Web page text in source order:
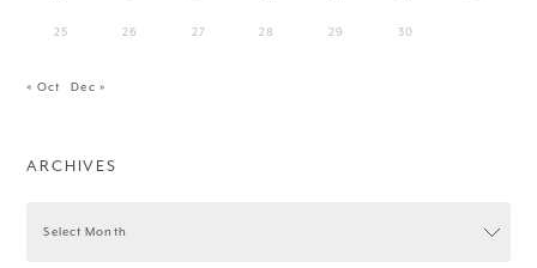
25 26 27 28 29 30
« Oct Dec »
ARCHIVES